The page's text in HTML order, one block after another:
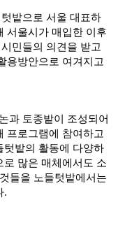
밭으로 서울 대표하
서울시가 매입한 이후
민들의 의견을 받고
용방안으로 여겨지고
과 토종밭이 조성되어
프로그램에 참여하고
텃밭의 활동에 다양하
많은 매체에서도 소
들을 노들텃밭에서는
.